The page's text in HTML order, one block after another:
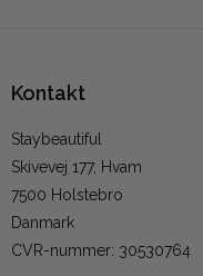
Kontakt
Staybeautiful
Skivevej 177, Hvam
7500 Holstebro
Danmark
CVR-nummer: 30530764